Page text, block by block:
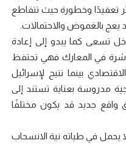
تعقيدًا وخطورة حيث تتقاطع
بالغموض والاحتمالات.
تسعى كما يبدو إلى إعادة
في المعارك فهي تحتفظ
بينما تتيح لإسرائيل
مدروسة بعناية تستند إلى
واقع جديد قد يكون مختلفًا
يحمل في طياته نية الانسحاب